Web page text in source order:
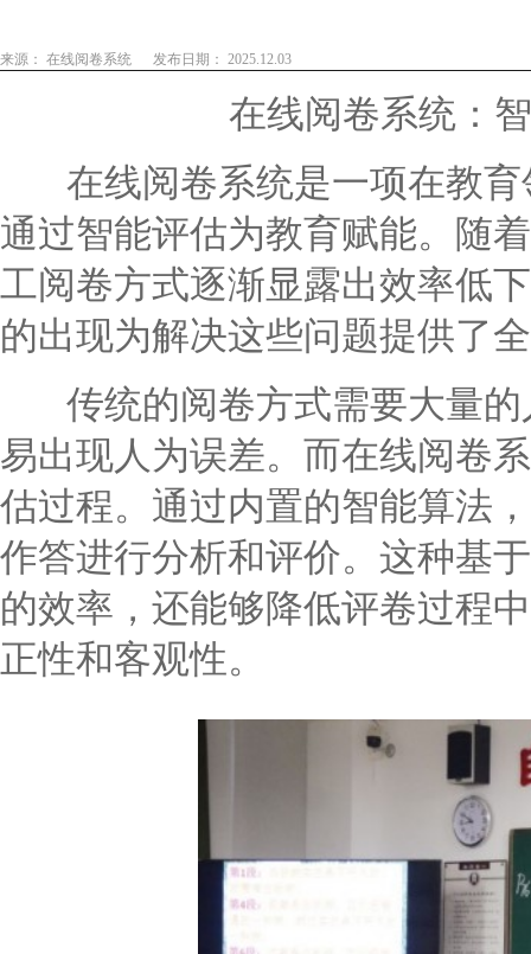
来源： 在线阅卷系统 发布日期： 2025.12.03
在线阅卷系统：
在线阅卷系统是一项在教育
通过智能评估为教育赋能。随
工阅卷方式逐渐显露出效率低
的出现为解决这些问题提供了
传统的阅卷方式需要大量的
易出现人为误差。而在线阅卷
估过程。通过内置的智能算法
作答进行分析和评价。这种基
的效率，还能够降低评卷过程
正性和客观性。